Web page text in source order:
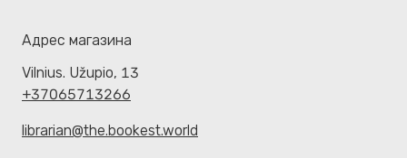
Адрес магазина
Vilnius. Užupio, 13
+37065713266
librarian@the.bookest.world